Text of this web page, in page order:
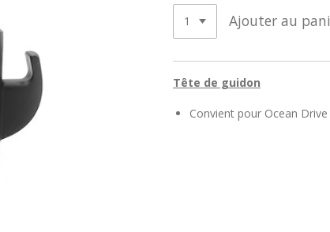
Ajouter au
Tête de guidon
Convient pour Ocean Drive